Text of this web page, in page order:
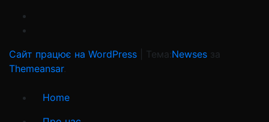
Сайт працює на WordPress Тема:Newses за
Themeansar.
Home